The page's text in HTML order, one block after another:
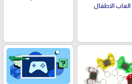
العاب الاطفال